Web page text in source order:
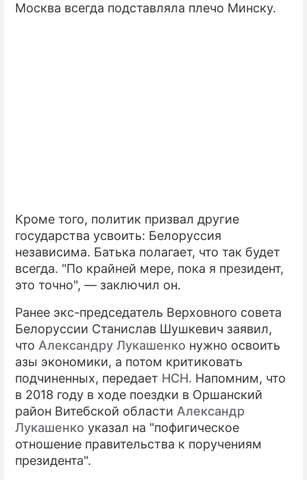
Москва всегда подставляла плечо Минску.
Кроме того, политик призвал другие
государства усвоить: Белоруссия
независима. Батька полагает, что так будет
всегда. "По крайней мере, пока я президент,
это точно", — заключил он.
Ранее экс-председатель Верховного совета
Белоруссии Станислав Шушкевич заявил,
что Александру Лукашенко нужно освоить
азы экономики, а потом критиковать
подчиненных, передает НСН. Напомним, что
в 2018 году в ходе поездки в Оршанский
район Витебской области Александр
Лукашенко указал на "пофигическое
отношение правительства к поручениям
президента".